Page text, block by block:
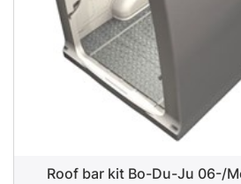
Roof bar kit Bo-Du-Ju 06-/